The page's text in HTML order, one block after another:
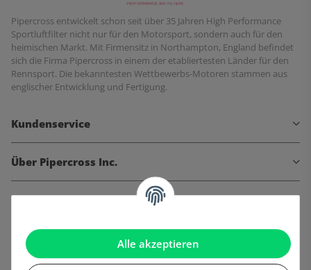
Alle akzeptieren
Pipercross entwickelt schon seit über 35 Jahren High Performance
Sportluftfilter nicht nur für den Motorsport, sondern auch für den
heimischen Markt. Mit Firmensitz in Northampton, England befindet
sich die Firma Pipercross in einem der etabliertesten Länder für den
Rennsport. Die bekanntesten Wettbewerbs-Motoren stammen aus
englischer Entwicklung und Fertigung.
Kundenservice
Über Pipercross Inc.
Informationen
Gesetzliche Informationen